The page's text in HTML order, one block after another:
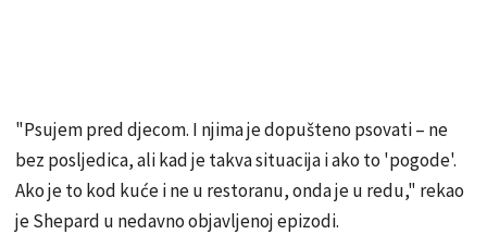
"Psujem pred djecom. I njima je dopušteno psovati – ne
bez posljedica, ali kad je takva situacija i ako to 'pogode'.
Ako je to kod kuće i ne u restoranu, onda je u redu," rekao
je Shepard u nedavno objavljenoj epizodi.